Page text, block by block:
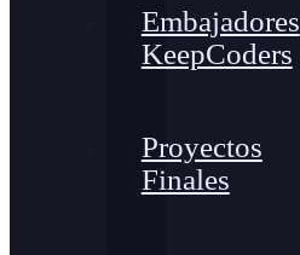
Embajadores
KeepCoders
Proyectos
Finales